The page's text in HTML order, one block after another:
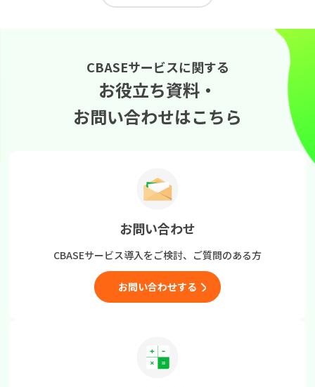
CBASEサービスに関する
お役立ち資料・
お問い合わせはこちら
お問い合わせ
CBASEサービス導入をご検討、 ご質問のある方
お問い合わせする